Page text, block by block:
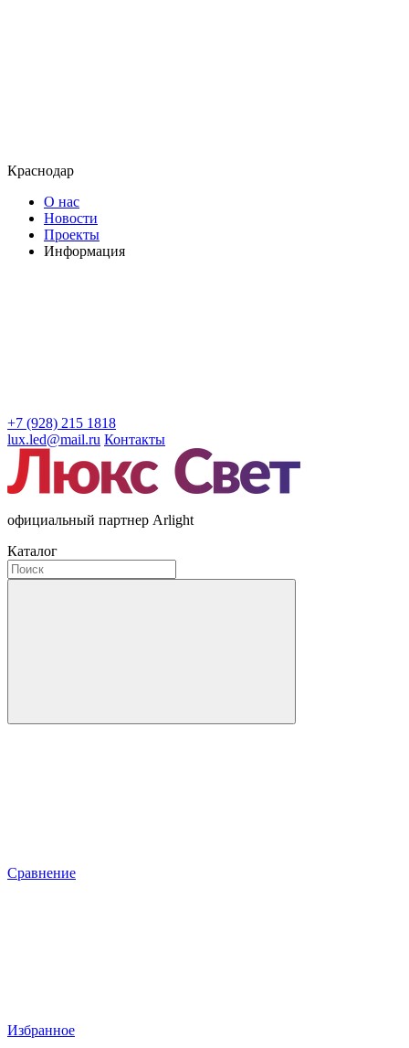
Краснодар
О нас
Новости
Проекты
Информация
+7 (928) 215 1818
lux.led@mail.ru Контакты
официальный партнер Arlight
Каталог
Сравнение
Избранное